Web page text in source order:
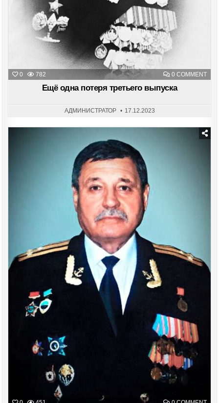
0 782 0 COMMENTON
ЕЩЁ
Ещё одна потеря третьего выпуска
АДМИНИСТРАТОР 17.12.2023
Posted
in